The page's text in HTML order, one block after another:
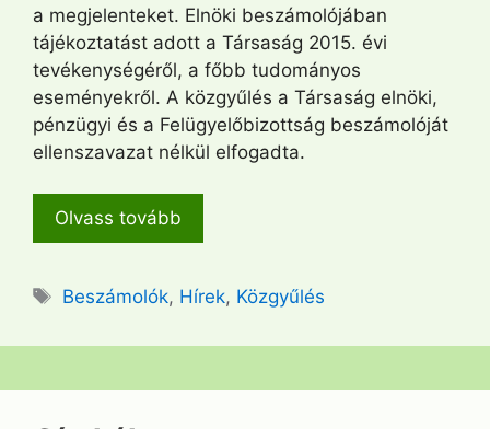
a megjelenteket. Elnöki beszámolójában
tájékoztatást adott a Társaság 2015. évi
tevékenységéről, a főbb tudományos
eseményekről. A közgyűlés a Társaság elnöki,
pénzügyi és a Felügyelőbizottság beszámolóját
ellenszavazat nélkül elfogadta.
Olvass tovább
Címkék
Beszámolók, Hírek, Közgyűlés